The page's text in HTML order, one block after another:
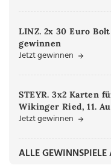
LINZ. 2x 30 Euro
gewinnen
Jetzt gewinnen
STEYR. 3x2 Karten
Wikinger Ried, 11.
Jetzt gewinnen
ALLE